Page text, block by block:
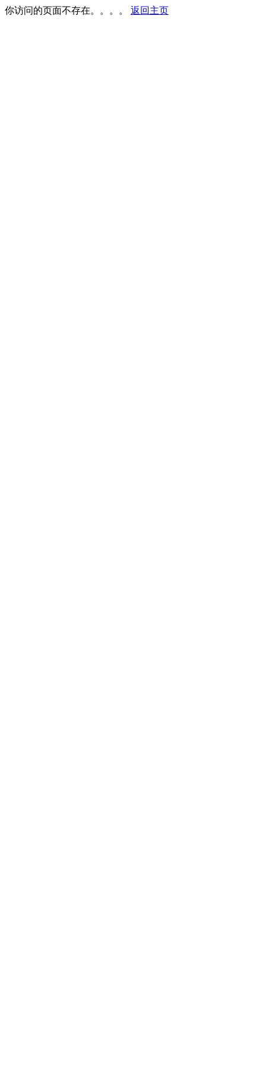
你访问的页面不存在。。。。 返回主页